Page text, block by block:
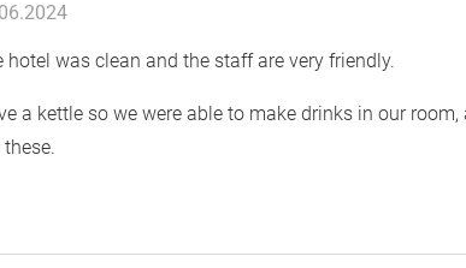
hotel was clean and the staff are very friendly.
a kettle so we were able to make drinks in our